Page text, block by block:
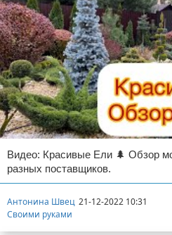
Видео: Красивые Ели 🌲 Обзор
разных поставщиков.
Антонина Швец 21-12-2022 10:31
Своими руками